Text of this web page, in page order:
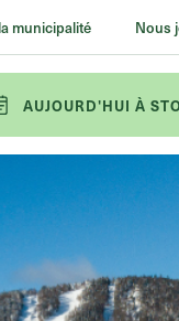
municipalité Nous
AUJOURD'HUI À